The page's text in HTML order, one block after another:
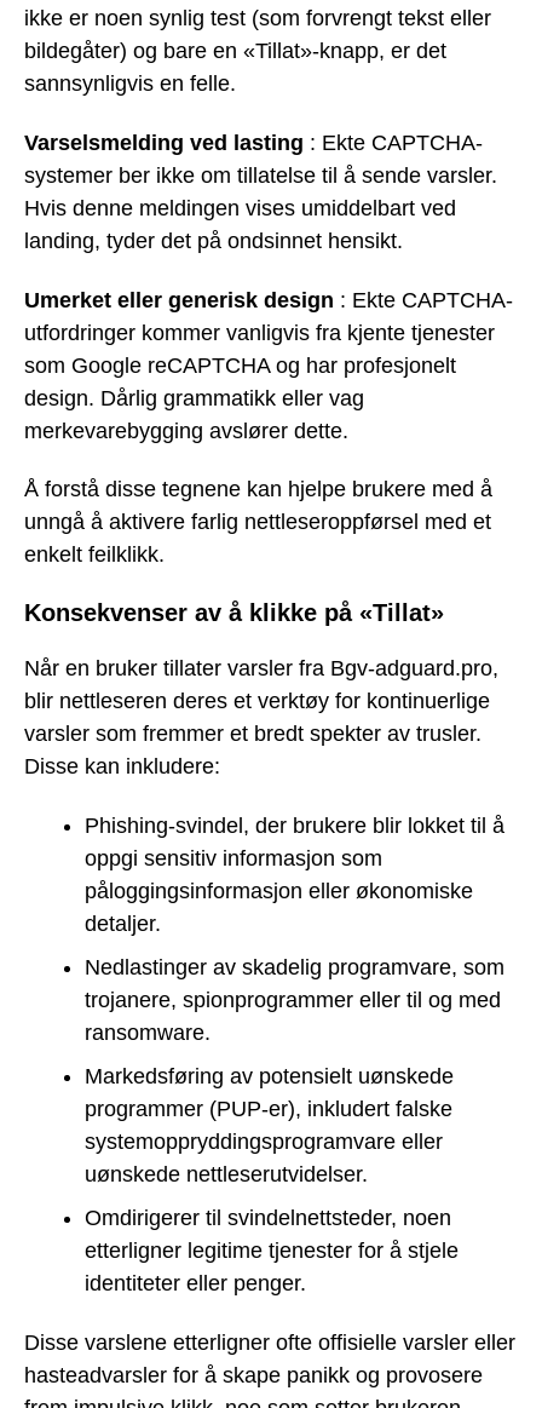
ikke er noen synlig test (som forvrengt tekst eller
bildegåter) og bare en «Tillat»-knapp, er det
sannsynligvis en felle.
Varselsmelding ved lasting : Ekte CAPTCHA-
systemer ber ikke om tillatelse til å sende varsler.
Hvis denne meldingen vises umiddelbart ved
landing, tyder det på ondsinnet hensikt.
Umerket eller generisk design : Ekte CAPTCHA-
utfordringer kommer vanligvis fra kjente tjenester
som Google reCAPTCHA og har profesjonelt
design. Dårlig grammatikk eller vag
merkevarebygging avslører dette.
Å forstå disse tegnene kan hjelpe brukere med å
unngå å aktivere farlig nettleseroppførsel med et
enkelt feilklikk.
Konsekvenser av å klikke på «Tillat»
Når en bruker tillater varsler fra Bgv-adguard.pro,
blir nettleseren deres et verktøy for kontinuerlige
varsler som fremmer et bredt spekter av trusler.
Disse kan inkludere:
Phishing-svindel, der brukere blir lokket til å
oppgi sensitiv informasjon som
påloggingsinformasjon eller økonomiske
detaljer.
Nedlastinger av skadelig programvare, som
trojanere, spionprogrammer eller til og med
ransomware.
Markedsføring av potensielt uønskede
programmer (PUP-er), inkludert falske
systemoppryddingsprogramvare eller
uønskede nettleserutvidelser.
Omdirigerer til svindelnettsteder, noen
etterligner legitime tjenester for å stjele
identiteter eller penger.
Disse varslene etterligner ofte offisielle varsler eller
hasteadvarsler for å skape panikk og provosere